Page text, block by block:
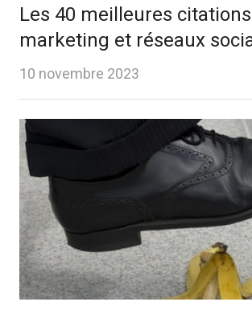
Les 40 meilleures citations
marketing et réseaux
10 novembre 2023